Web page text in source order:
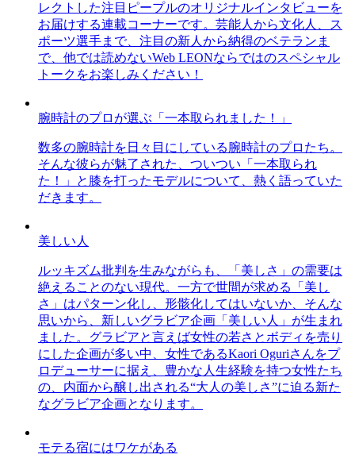
レクトした注目ピープルのオリジナルインタビューを
お届けする連載コーナーです。芸能人から文化人、ス
ポーツ選手まで、注目の新人から納得のベテランま
で、他では読めないWeb LEONならではのスペシャル
トークをお楽しみください！
腕時計のプロが選ぶ「一本取られました！」
数多の腕時計を日々目にしている腕時計のプロたち。
そんな彼らが魅了された、ついつい「一本取られ
た！」と膝を打ったモデルについて、熱く語っていた
だきます。
美しい人
ルッキズム批判を生みながらも、「美しさ」の需要は
絶えることのない現代。一方で世間が求める「美し
さ」はパターン化し、形骸化してはいないか、そんな
思いから、新しいグラビア企画「美しい人」が生まれ
ました。グラビアと言えば女性の若さとボディを売り
にした企画が多い中、女性であるKaori Oguriさんをプ
ロデューサーに据え、豊かな人生経験を持つ女性たち
の、内面から醸し出される“大人の美しさ”に迫る新た
なグラビア企画となります。
モテる宿にはワケがある